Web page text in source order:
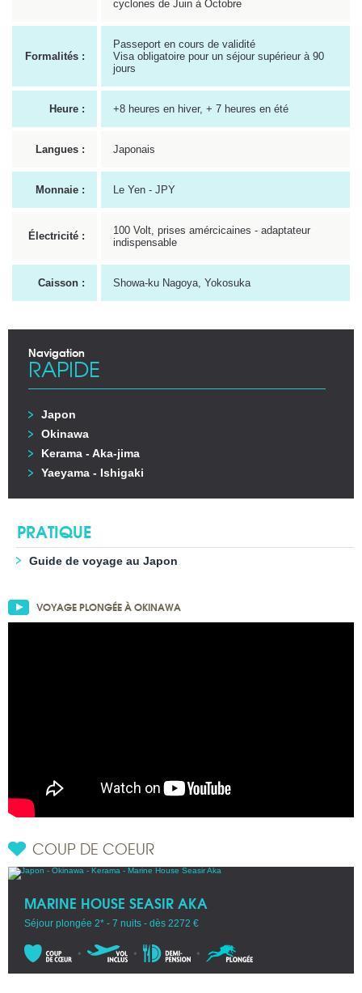
cyclones de Juin à Octobre
Formalités :
Passeport en cours de validité
Visa obligatoire pour un séjour supérieur à 90
jours
Heure : +8 heures en hiver, + 7 heures en été
Langues : Japonais
Monnaie : Le Yen - JPY
Électricité :
100 Volt, prises amércicaines - adaptateur
indispensable
Caisson : Showa-ku Nagoya, Yokosuka
Navigation
RAPIDE
Japon
Okinawa
Kerama - Aka-jima
Yaeyama - Ishigaki
PRATIQUE
Guide de voyage au Japon
VOYAGE PLONGÉE À OKINAWA
COUP DE COEUR
MARINE HOUSE SEASIR AKA
Séjour plongée 2* - 7 nuits - dès 2272 €